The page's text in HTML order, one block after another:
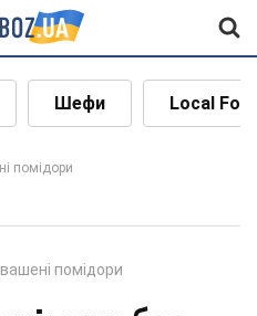
Шефи Local
помідори
помідори